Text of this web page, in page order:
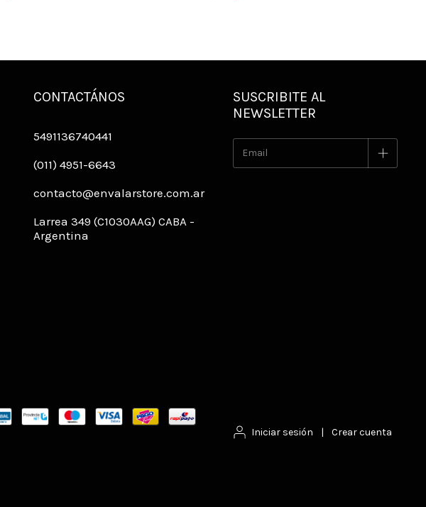
CONTACTÁNOS
5491136740441
(011) 4951-6643
contacto@envalarstore.com.ar
Larrea 349 (C1030AAG) CABA -
Argentina
SUSCRIBITE AL
NEWSLETTER
Iniciar sesión Crear cuenta